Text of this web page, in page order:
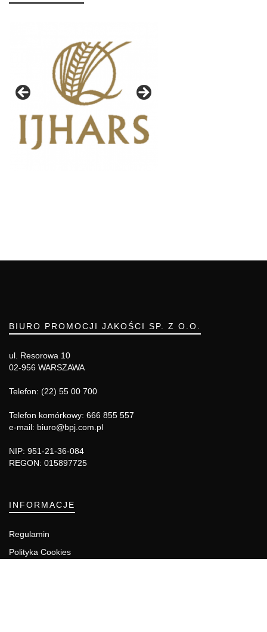
BIURO PROMOCJI JAKOŚCI SP. Z O.O.
ul. Resorowa 10
02-956 WARSZAWA
Telefon: (22) 55 00 700
Telefon komórkowy: 666 855 557
e-mail: biuro@bpj.com.pl
NIP: 951-21-36-084
REGON: 015897725
INFORMACJE
Regulamin
Polityka Cookies